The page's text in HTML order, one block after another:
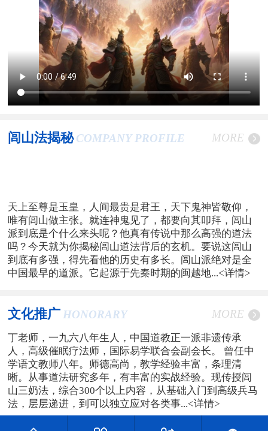
闾山法揭秘 COMPANY PROFILE MORE
天上至尊是玉皇，人间最贵是君王，天下鬼神皆敬仰，
唯有闾山做主张。就连神鬼见了，都要向其叩拜，闾山
派到底是个什么来头呢？他真有传说中那么高强的道法
吗？今天就为你揭秘闾山道法背后的玄机。要说这闾山
到底有多强，得先看他的历史有多长。闾山派绝对是全
中国最早的道派。它起源于先秦时期的闽越地...<详情>
文化推广 HONORARY MORE
丁老师，一九六八年生人，中国道教正一派非遗传承
人，高级催眠疗法师，国际易学联合会副会长。 曾任中
学语文教师八年。师德高尚，教学经验丰富，条理清
晰。从事道法研究多年，有丰富的实战经验。现传授闾
山三奶法，综合300个以上内容，从基础入门到高级兵马
法，层层递进，到可以独立应对各类事...<详情>